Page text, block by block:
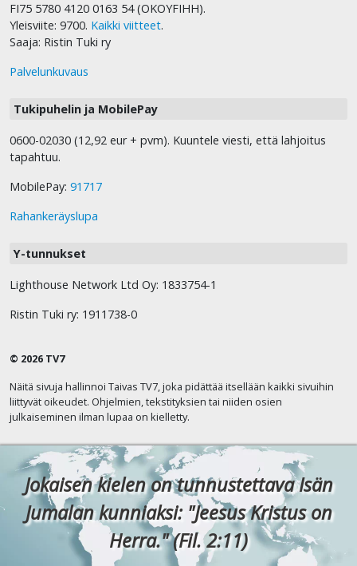
FI75 5780 4120 0163 54 (OKOYFIHH).
Yleisviite: 9700. Kaikki viitteet.
Saaja: Ristin Tuki ry
Palvelunkuvaus
Tukipuhelin ja MobilePay
0600-02030 (12,92 eur + pvm). Kuuntele viesti, että lahjoitus
tapahtuu.
MobilePay: 91717
Rahankeräyslupa
Y-tunnukset
Lighthouse Network Ltd Oy: 1833754-1
Ristin Tuki ry: 1911738-0
© 2026 TV7
Näitä sivuja hallinnoi Taivas TV7, joka pidättää itsellään kaikki sivuihin
liittyvät oikeudet. Ohjelmien, tekstityksien tai niiden osien
julkaiseminen ilman lupaa on kielletty.
Jokaisen kielen on tunnustettava Isän
Jumalan kunniaksi: "Jeesus Kristus on
Herra." (Fil. 2:11)